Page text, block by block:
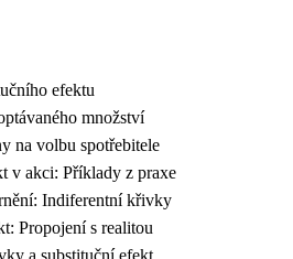
efektu
množství
na volbu spotřebitele
v akci: Příklady z praxe
Indiferentní křivky
Propojení s realitou
a substituční efekt